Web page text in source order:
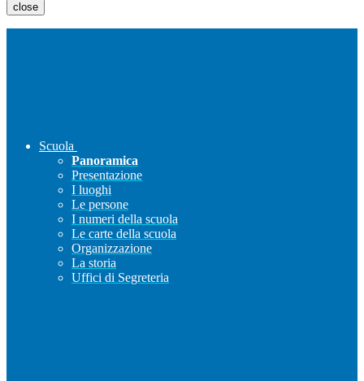
close
Scuola
Panoramica
Presentazione
I luoghi
Le persone
I numeri della scuola
Le carte della scuola
Organizzazione
La storia
Uffici di Segreteria